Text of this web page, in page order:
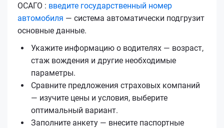
ОСАГО : введите государственный номер
автомобиля — система автоматически подгрузит
основные данные.
Укажите информацию о водителях — возраст,
стаж вождения и другие необходимые
параметры.
Сравните предложения страховых компаний
— изучите цены и условия, выберите
оптимальный вариант.
Заполните анкету — внесите паспортные